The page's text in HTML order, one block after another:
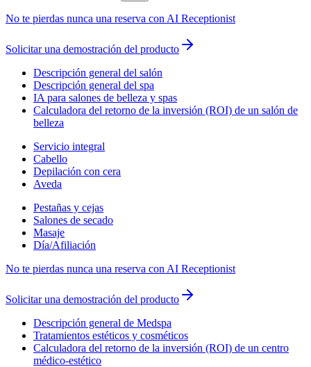
No te pierdas nunca una reserva con AI Receptionist
Solicitar una demostración del producto
Descripción general del salón
Descripción general del spa
IA para salones de belleza y spas
Calculadora del retorno de la inversión (ROI) de un salón de
belleza
Servicio integral
Cabello
Depilación con cera
Aveda
Pestañas y cejas
Salones de secado
Masaje
Día/Afiliación
No te pierdas nunca una reserva con AI Receptionist
Solicitar una demostración del producto
Descripción general de Medspa
Tratamientos estéticos y cosméticos
Calculadora del retorno de la inversión (ROI) de un centro
médico-estético